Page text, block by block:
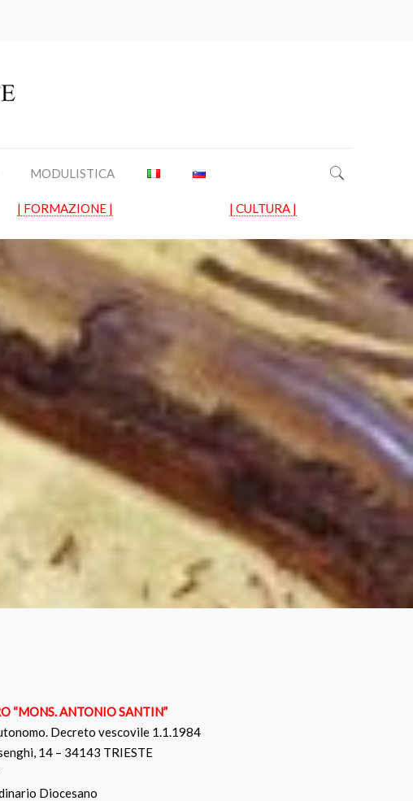
MODULISTICA
| FORMAZIONE | | CULTURA |
“MONS. ANTONIO SANTIN”
Decreto vescovile 1.1.1984
14 – 34143 TRIESTE
Diocesano